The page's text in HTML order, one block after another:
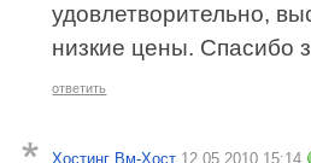
удовлетворительно,
низкие цены. Спасибо
ответить
Хостинг Вм-Хост 12.05.2010 15:14